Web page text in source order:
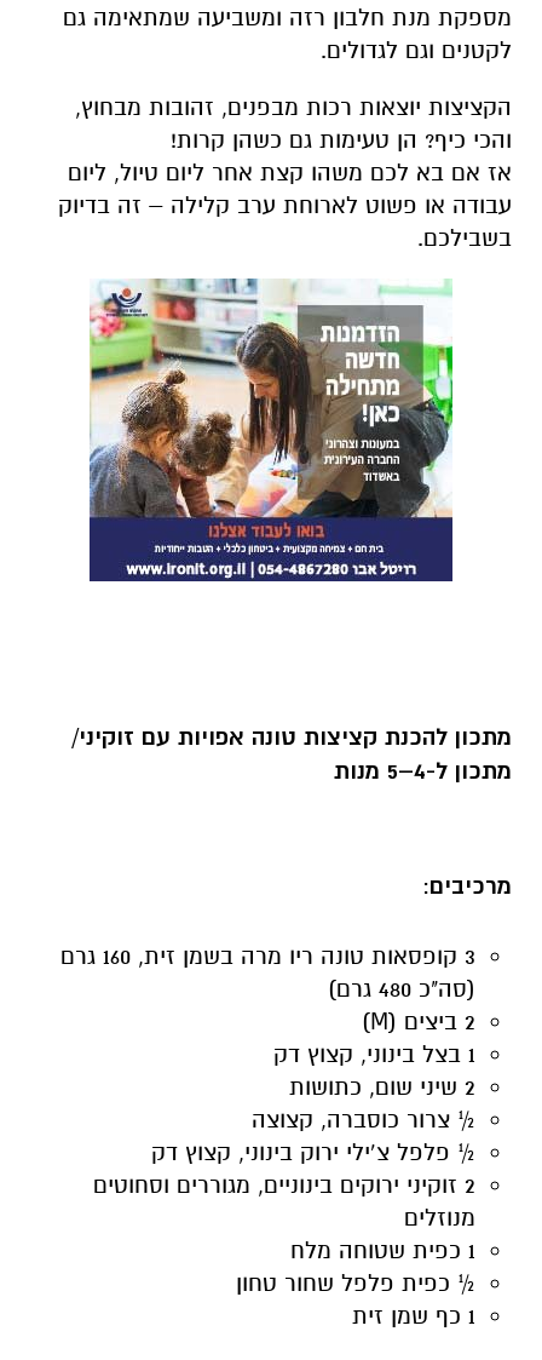
מספקת מנת חלבון רזה ומשביעה שמתאימה גם
לקטנים וגם לגדולים.
הקציצות יוצאות רכות מבפנים, זהובות מבחוץ,
והכי כיף? הן טעימות גם כשהן קרות!
אז אם בא לכם משהו קצת אחר ליום טיול, ליום
עבודה או פשוט לארוחת ערב קלילה – זה בדיוק
בשבילכם.
מתכון להכנת קציצות טונה אפויות עם זוקיני/
מתכון ל-4–5 מנות
מרכיבים:
3 קופסאות טונה ריו מרה בשמן זית, 160 גרם
(סה"כ 480 גרם)
2 ביצים (M)
1 בצל בינוני, קצוץ דק
2 שיני שום, כתושות
½ צרור כוסברה, קצוצה
½ פלפל צ’ילי ירוק בינוני, קצוץ דק
2 זוקיני ירוקים בינוניים, מגוררים וסחוטים
מנוזלים
1 כפית שטוחה מלח
½ כפית פלפל שחור טחון
1 כף שמן זית